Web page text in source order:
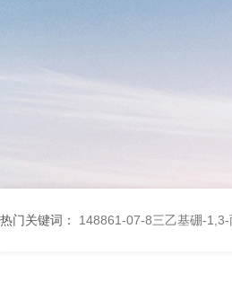
热门关键词： 148861-07-8三乙基硼-1,3-